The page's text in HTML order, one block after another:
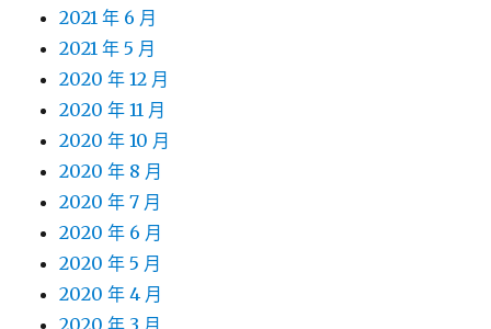
2021 年 6 月
2021 年 5 月
2020 年 12 月
2020 年 11 月
2020 年 10 月
2020 年 8 月
2020 年 7 月
2020 年 6 月
2020 年 5 月
2020 年 4 月